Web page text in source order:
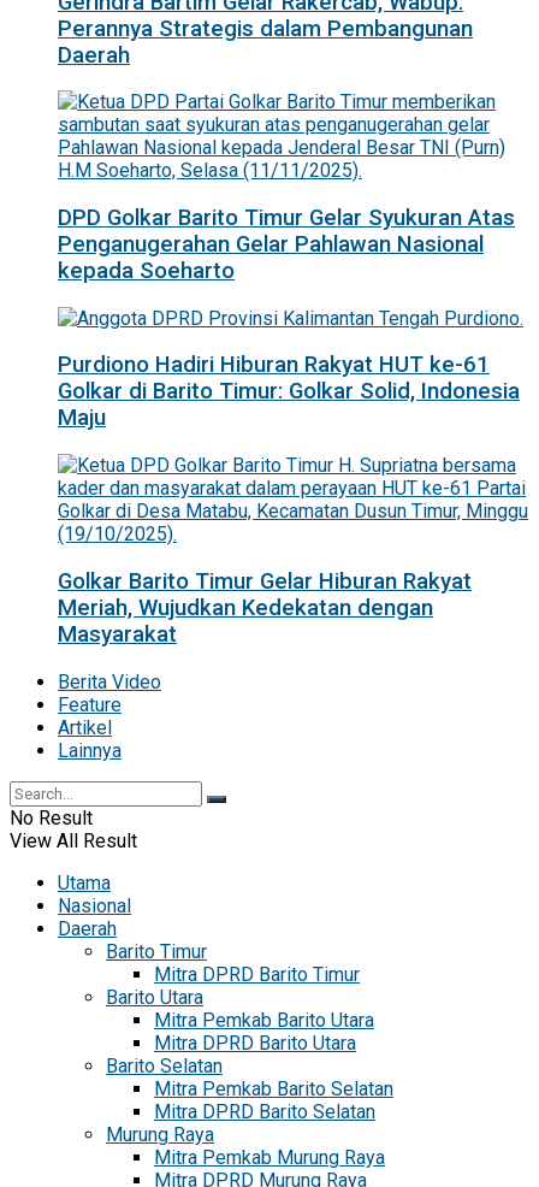
Perannya Strategis dalam Pembangunan
Daerah
DPD Golkar Barito Timur Gelar Syukuran Atas
Penganugerahan Gelar Pahlawan Nasional
kepada Soeharto
Purdiono Hadiri Hiburan Rakyat HUT ke-61
Golkar di Barito Timur: Golkar Solid, Indonesia
Maju
Golkar Barito Timur Gelar Hiburan Rakyat
Meriah, Wujudkan Kedekatan dengan
Masyarakat
Berita Video
Feature
Artikel
Lainnya
No Result
View All Result
Utama
Nasional
Daerah
Barito Timur
Mitra DPRD Barito Timur
Barito Utara
Mitra Pemkab Barito Utara
Mitra DPRD Barito Utara
Barito Selatan
Mitra Pemkab Barito Selatan
Mitra DPRD Barito Selatan
Murung Raya
Mitra Pemkab Murung Raya
Mitra DPRD Murung Raya